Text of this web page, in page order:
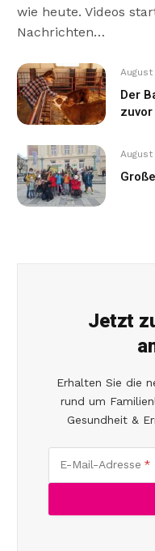
wie heute. Videos
Nachrichten…
August
Der
zuvor
Jetzt
Erhalten Sie die
rund um
Gesundheit &
E-Mail-Adresse